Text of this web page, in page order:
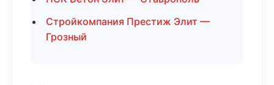
Стройкомпания Престиж Элит —
Грозный